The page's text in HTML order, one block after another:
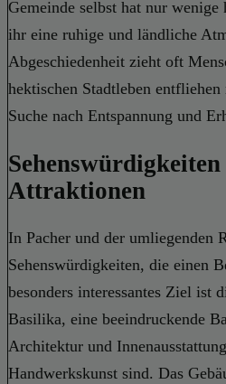
Gemeinde selbst hat nur
ihr eine ruhige und ländliche
Abgeschiedenheit zieht oft
hektischen Stadtleben
Suche nach Entspannung und
Attraktionen
In Pacher und der umliegenden
Sehenswürdigkeiten, die einen
besonders interessantes Ziel ist
Basilika, eine beeindruckende
Architektur und
Handwerkskunst sind. Das